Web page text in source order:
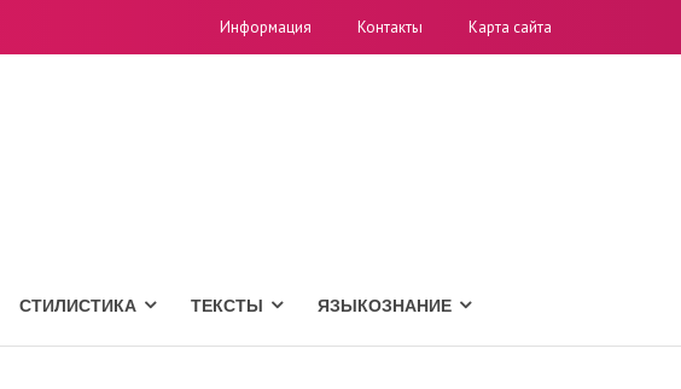
Информация Контакты Карта сайта
СТИЛИСТИКА ТЕКСТЫ ЯЗЫКОЗНАНИЕ